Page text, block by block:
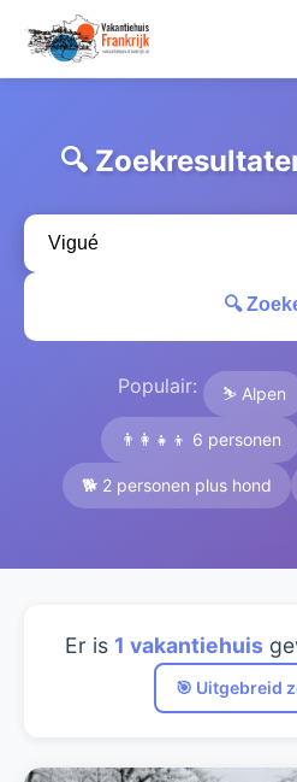
🔍
🔍
Populair: ⛷️ Alpen
👨‍👩‍👧‍👦 6 personen
🐕 2 personen plus hond
Er is 1 vakantiehuis
🎯 Uitgebreid